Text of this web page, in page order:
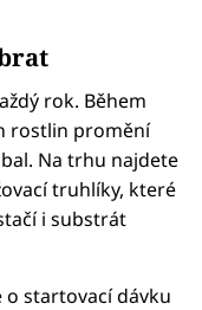
rok. Během
rostlin promění
Na trhu najdete
truhlíky, které
i substrát
startovací dávku